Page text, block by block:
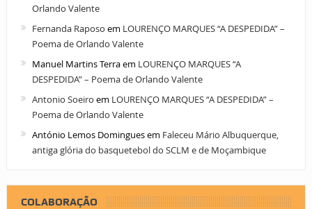
Orlando Valente
Fernanda Raposo em LOURENÇO MARQUES “A DESPEDIDA” –
Poema de Orlando Valente
Manuel Martins Terraem LOURENÇO MARQUES “A
DESPEDIDA” – Poema de Orlando Valente
Antonio Soeiro em LOURENÇO MARQUES “A DESPEDIDA” –
Poema de Orlando Valente
António Lemos Dominguesem Faleceu Mário Albuquerque,
antiga glória do basquetebol do SCLM e de Moçambique
COLABORAÇÃO